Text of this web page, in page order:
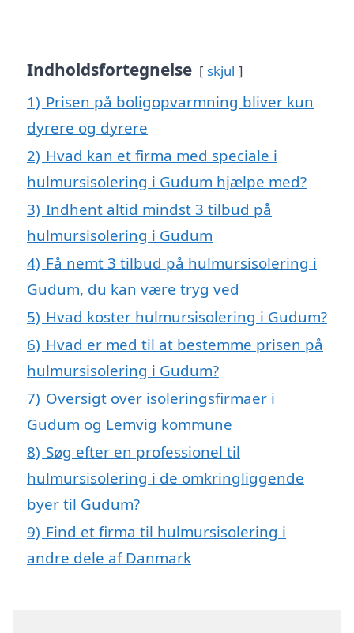
Indholdsfortegnelse skjul
1) Prisen på boligopvarmning bliver kun
dyrere og dyrere
2) Hvad kan et firma med speciale i
hulmursisolering i Gudum hjælpe med?
3) Indhent altid mindst 3 tilbud på
hulmursisolering i Gudum
4) Få nemt 3 tilbud på hulmursisolering i
Gudum, du kan være tryg ved
5) Hvad koster hulmursisolering i Gudum?
6) Hvad er med til at bestemme prisen på
hulmursisolering i Gudum?
7) Oversigt over isoleringsfirmaer i
Gudum og Lemvig kommune
8) Søg efter en professionel til
hulmursisolering i de omkringliggende
byer til Gudum?
9) Find et firma til hulmursisolering i
andre dele af Danmark